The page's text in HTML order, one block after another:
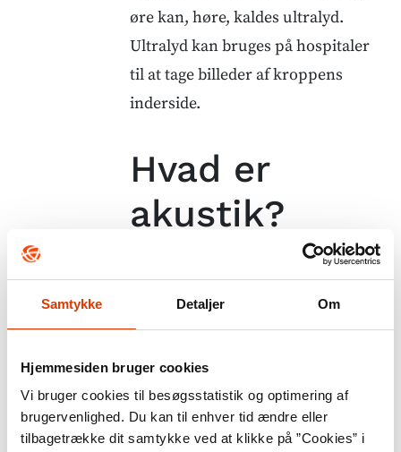
Samtykke Detaljer Om
Hjemmesiden bruger cookies
Vi bruger cookies til besøgsstatistik og optimering af
brugervenlighed. Du kan til enhver tid ændre eller
tilbagetrække dit samtykke ved at klikke på ”Cookies” i
øre kan, høre, kaldes ultralyd.
Ultralyd kan bruges på hospitaler
til at tage billeder af kroppens
inderside.
Hvad er
akustik?
Akustik er et ord for det fysikere
arbejder med når de undersøger
hvordan lyd opfører sig i et rum.
Det er forskelligt alt efter rummets
form og de materialer det er lavet
af. Der er forskel på hvordan det